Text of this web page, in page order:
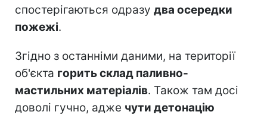
спостерігаються одразу два осередки
пожежі.
Згідно з останніми даними, на території
об'єкта горить склад паливно-
мастильних матеріалів. Також там досі
доволі гучно, адже чути детонацію